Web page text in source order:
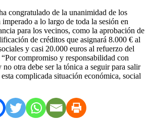
congratulado de la unanimidad de los
a lo largo de toda la sesión en
para los vecinos, como la aprobación de
de créditos que asignará 8.000 € al
y casi 20.000 euros al refuerzo del
compromiso y responsabilidad con
no otra debe ser la tónica a seguir para salir
complicada situación económica, social